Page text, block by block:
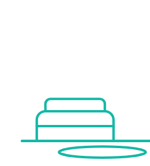
Stellplätze zugehörig zur Halle: €
weitere Stellplätze vor Halle: € 30,00 /
Stellplätze am Parkdeck: € 50,00 /